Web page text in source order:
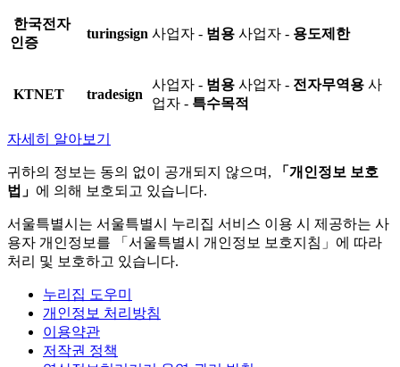
한국전자
인증
turingsign 사업자 - 범용 사업자 - 용도제한
KTNET tradesign
사업자 - 범용 사업자 - 전자무역용 사
업자 - 특수목적
자세히 알아보기
귀하의 정보는 동의 없이 공개되지 않으며,
「개인정보 보호
법」 에 의해 보호되고 있습니다.
서울특별시는 서울특별시 누리집 서비스 이용 시 제공하는 사
용자 개인정보를 「서울특별시 개인정보 보호지침」에 따라
처리 및 보호하고 있습니다.
누리집 도우미
개인정보 처리방침
이용약관
저작권 정책